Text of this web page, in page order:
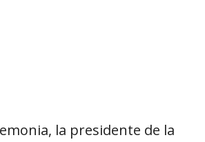
la presidente de la